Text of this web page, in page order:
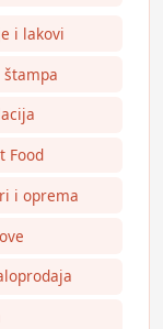
i lakovi
štampa
Food
i oprema